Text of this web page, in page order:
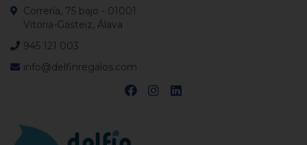
Correría, 75 bajo - 01001
Vitoria-Gasteiz, Álava
945 121 003
info@delfinregalos.com